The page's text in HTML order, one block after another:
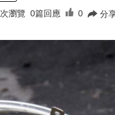
次瀏覽 0篇回應 0 分